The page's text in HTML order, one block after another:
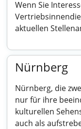
Wenn Sie
aktuellen
Nürnberg
Nürnberg, die
nur für ihre
kulturellen
auch als